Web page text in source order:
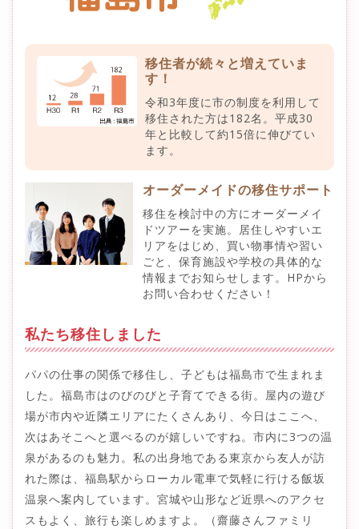
移住者が続々と増えていま
す！
令和3年度に市の制度を利用して
移住された方は182名。平成30
年と比較して約15倍に伸びてい
ます。
オーダーメイドの移住サポート
移住を検討中の方にオーダーメイ
ドツアーを実施。居住しやすいエ
リアをはじめ、買い物事情や習い
ごと、保育施設や学校の具体的な
情報までお知らせします。HPから
お問い合わせください！
私たち移住しました
パパの仕事の関係で移住し、子どもは福島市で生まれま
した。福島市はのびのびと子育てできる街。屋内の遊び
場が市内や近隣エリアにたくさんあり、今日はここへ、
次はあそこへと選べるのが嬉しいですね。市内に3つの温
泉があるのも魅力。私の出身地である東京から友人が訪
れた際は、福島駅からローカル電車で気軽に行ける飯坂
温泉へ案内しています。宮城や山形など近県へのアクセ
スもよく、旅行も楽しめますよ。（齋藤さんファミリ